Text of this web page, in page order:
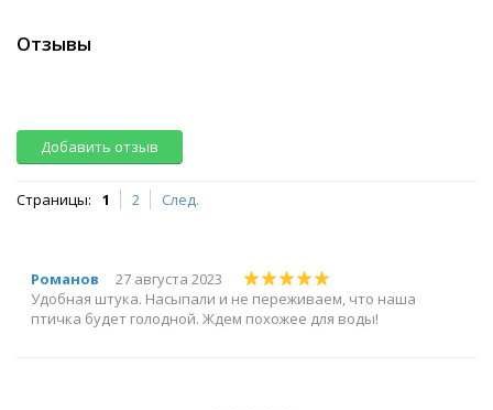
Отзывы
Добавить отзыв
Страницы: 1 2 След.
Романов
27 августа 2023
Удобная штука. Насыпали и не переживаем, что наша
птичка будет голодной. Ждем похожее для воды!